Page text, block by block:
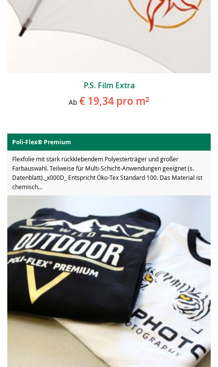
P.S. Film Extra
Ab € 19,34 pro m²
Poli-Flex® Premium
Flexfolie mit stark rückklebendem Polyesterträger und großer
Farbauswahl. Teilweise für Multi-Schicht-Anwendungen geeignet (s.
Datenblatt)._x000D_ Entspricht Öko-Tex Standard 100. Das Material ist
chemisch...